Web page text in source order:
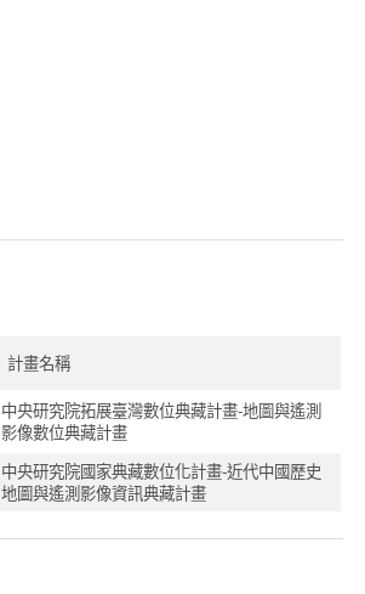
計畫名稱
中央研究院拓展臺灣數位典藏計畫-地圖與遙測
影像數位典藏計畫
中央研究院國家典藏數位化計畫-近代中國歷史
地圖與遙測影像資訊典藏計畫